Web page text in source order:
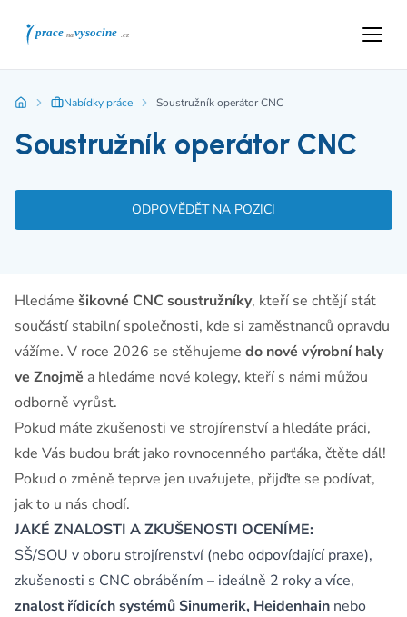
Nabídky práce Soustružník operátor CNC
Soustružník operátor CNC
ODPOVĚDĚT NA POZICI
Hledáme šikovné CNC soustružníky, kteří se chtějí stát
součástí stabilní společnosti, kde si zaměstnanců opravdu
vážíme. V roce 2026 se stěhujeme do nové výrobní haly
ve Znojmě a hledáme nové kolegy, kteří s námi můžou
odborně vyrůst.
Pokud máte zkušenosti ve strojírenství a hledáte práci,
kde Vás budou brát jako rovnocenného parťáka, čtěte dál!
Pokud o změně teprve jen uvažujete, přijďte se podívat,
jak to u nás chodí.
JAKÉ ZNALOSTI A ZKUŠENOSTI OCENÍME:
SŠ/SOU v oboru strojírenství (nebo odpovídající praxe),
zkušenosti s CNC obráběním – ideálně 2 roky a více,
znalost řídicích systémů Sinumerik, Heidenhain nebo